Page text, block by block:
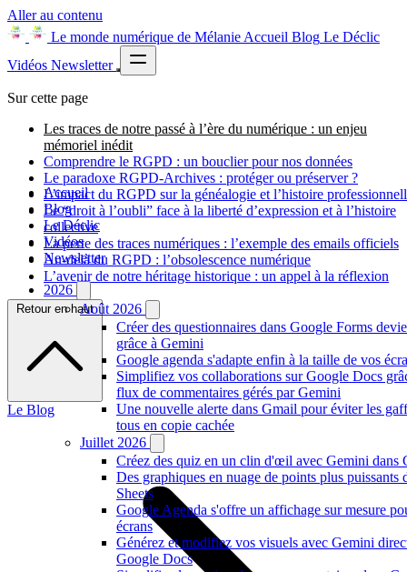
Aller au contenu
Le monde numérique de Mélanie Accueil Blog Le Déclic
Vidéos Newsletter
Accueil
Blog
Le Déclic
Vidéos
Newsletter
2026
Août 2026
Créer des questionnaires dans Google Forms
grâce à Gemini
Google agenda s'adapte enfin à la taille de vos
Simplifiez vos collaborations sur Google Docs
flux de commentaires gérés par Gemini
Une nouvelle alerte dans Gmail pour éviter les
tous en copie cachée
Juillet 2026
Créez des quiz en un clin d'œil avec Gemini dans
Des graphiques en nuage de points plus puissants
Sheets
Google Agenda s'offre un affichage sur mesure
écrans
Générez et modifiez vos visuels avec Gemini
Google Docs
Sur cette page
Les traces de notre passé à l’ère du numérique : un enjeu
mémoriel inédit
Comprendre le RGPD : un bouclier pour nos données
Le paradoxe RGPD-Archives : protéger ou préserver ?
L’impact du RGPD sur la généalogie et l’histoire
Le “droit à l’oubli” face à la liberté d’expression et à l’histoire
collective
La perte des traces numériques : l’exemple des emails officiels
Au-delà du RGPD : l’obsolescence numérique
L’avenir de notre héritage historique : un appel à la réflexion
Retour en haut
Le Blog